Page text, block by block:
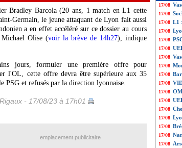
Bradley Barcola(20 ans, 1 match en L1 cette
Germain, le jeune attaquant de Lyon fait aussi
a en effet accéléré sur ce dossier au cours
Michael Olise (voir la brève de 14h27), indique
jours, formuler une première offre pour
l'OL, cette offre devra être supérieure aux 35
PSG et refusés par la direction lyonnaise.
- 17/08/23 à 17h01
17/08
17/08
17/08 L1
17/08
17/08
17/08
17/08
17/08
17/08
17/08
17/08 OM
17/08
17/08
17/08
17/08
17/08
17/08
emplacement publicitaire